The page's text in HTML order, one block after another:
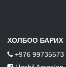
ХОЛБОО БАРИХ
+976 99735573